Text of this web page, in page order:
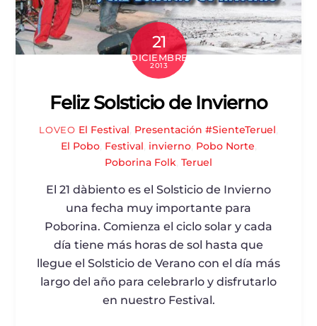
21
DICIEMBRE
2013
Feliz Solsticio de Invierno
LOVEO El Festival Presentación #SienteTeruel
El Pobo, Festival invierno, Pobo Norte
Poborina Folk Teruel
El 21 dàbiento es el Solsticio de Invierno
una fecha muy importante para
Poborina. Comienza el ciclo solar y cada
día tiene más horas de sol hasta que
llegue el Solsticio de Verano con el día más
largo del año para celebrarlo y disfrutarlo
en nuestro Festival.